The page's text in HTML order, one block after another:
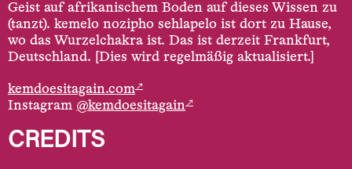
Geist auf afrikanischem Boden auf dieses Wissen zu
(tanzt). kemelo nozipho sehlapelo ist dort zu Hause,
wo das Wurzelchakra ist. Das ist derzeit Frankfurt,
Deutschland. [Dies wird regelmäßig aktualisiert.]
kemdoesitagain.com↗
Instagram @kemdoesitagain↗
CREDITS